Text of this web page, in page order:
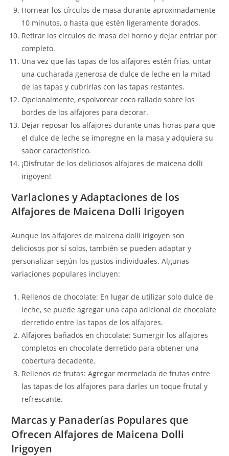
Hornear los círculos de masa durante aproximadamente
10 minutos, o hasta que estén ligeramente dorados.
Retirar los círculos de masa del horno y dejar enfriar por
completo.
Una vez que las tapas de los alfajores estén frías, untar
una cucharada generosa de dulce de leche en la mitad
de las tapas y cubrirlas con las tapas restantes.
Opcionalmente, espolvorear coco rallado sobre los
bordes de los alfajores para decorar.
Dejar reposar los alfajores durante unas horas para que
el dulce de leche se impregne en la masa y adquiera su
sabor característico.
¡Disfrutar de los deliciosos alfajores de maicena dolli
irigoyen!
Variaciones y Adaptaciones de los
Alfajores de Maicena Dolli Irigoyen
Aunque los alfajores de maicena dolli irigoyen son
deliciosos por sí solos, también se pueden adaptar y
personalizar según los gustos individuales. Algunas
variaciones populares incluyen:
Rellenos de chocolate: En lugar de utilizar solo dulce de
leche, se puede agregar una capa adicional de chocolate
derretido entre las tapas de los alfajores.
Alfajores bañados en chocolate: Sumergir los alfajores
completos en chocolate derretido para obtener una
cobertura decadente.
Rellenos de frutas: Agregar mermelada de frutas entre
las tapas de los alfajores para darles un toque frutal y
refrescante.
Marcas y Panaderías Populares que
Ofrecen Alfajores de Maicena Dolli
Irigoyen